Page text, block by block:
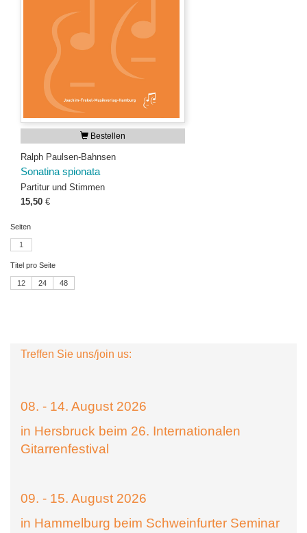
Bestellen
Ralph Paulsen-Bahnsen
Sonatina spionata
Partitur und Stimmen
15,50 €
Seiten
1
Titel pro Seite
12 24 48
Treffen Sie uns/join us:
08. - 14. August 2026
in Hersbruck beim 26. Internationalen
Gitarrenfestival
09. - 15. August 2026
in Hammelburg beim Schweinfurter Seminar